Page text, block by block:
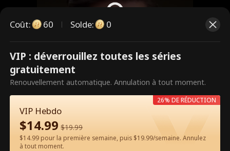
Ce sont des épisodes payants.
Débloquez pour regarder.
Regarder gratuitement sur l'App
Coût: 60 Solde: 0
VIP : déverrouillez toutes les séries
gratuitement
Renouvellement automatique. Annulation à tout moment.
VIP Hebdo
$14.99 $19.99
$14.99 pour la première semaine, puis $19.99/semaine. Annulez
à tout moment.
26% DE RÉDUCTION